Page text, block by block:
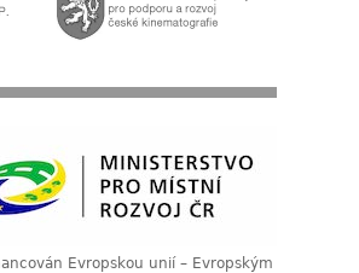
Evropskou unií – Evropským